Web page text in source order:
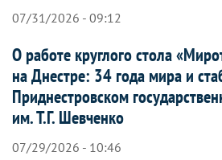
07/31/2026 - 09:12
О работе круглого стола
на Днестре: 34 года мира и
Приднестровском
им. Т.Г. Шевченко
07/29/2026 - 10:46